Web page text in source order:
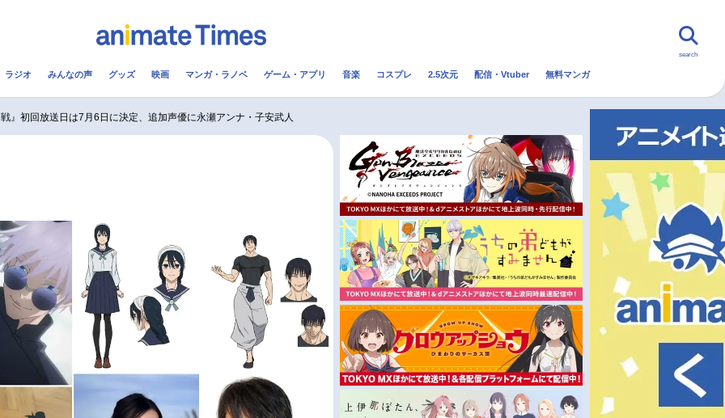
配信・Vtuber トレンド 無料マンガ
実写化映画一覧
男性声優/女性声優一覧
今期アニメ曜日別一覧
夏アニメ
秋アニメ
冬アニメ
FOLLOW US
search
ラジオ みんなの声 グッズ 映画 マンガ・ラノベ ゲーム・アプリ 音楽 コスプレ 2.5次元 配信・Vtuber 無料マンガ
』初回放送日は7月6日に決定、追加声優に永瀬アンナ・子安武人